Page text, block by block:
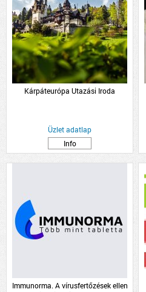
Kárpáteurópa Utazási Iroda
Üzlet adatlap
Info
Immunorma. A vírusfertőzések ellen